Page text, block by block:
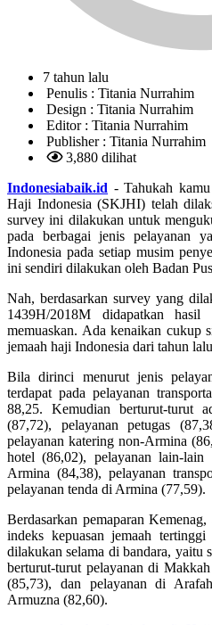
7 tahun lalu
Penulis : Titania Nurrahim
Design : Titania Nurrahim
Editor : Titania Nurrahim
Publisher : Titania Nurrahim
3,880 dilihat
Indonesiabaik.id - Tahukah
Haji Indonesia (SKJHI) telah
survey ini dilakukan untuk
pada berbagai jenis pelayanan
Indonesia pada setiap musim
ini sendiri dilakukan oleh Badan
Nah, berdasarkan survey yang
1439H/2018M didapatkan
memuaskan. Ada kenaikan cukup
jemaah haji Indonesia dari tahun
Bila dirinci menurut jenis
terdapat pada pelayanan
88,25. Kemudian berturut-turut
(87,72), pelayanan petugas
pelayanan katering non-Armina
hotel (86,02), pelayanan lain-
Armina (84,38), pelayanan
pelayanan tenda di Armina (77,59).
Berdasarkan pemaparan
indeks kepuasan jemaah
dilakukan selama di bandara, yaitu
berturut-turut pelayanan di
(85,73), dan pelayanan di
Armuzna (82,60).